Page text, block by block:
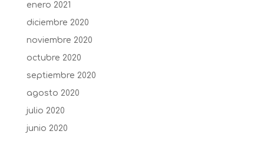
enero 2021
diciembre 2020
noviembre 2020
octubre 2020
septiembre 2020
agosto 2020
julio 2020
junio 2020